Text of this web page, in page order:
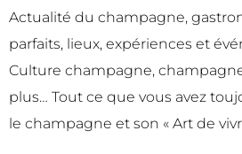
Actualité du champagne,
parfaits, lieux, expériences et
Culture champagne,
plus… Tout ce que vous avez
le champagne et son « Art de